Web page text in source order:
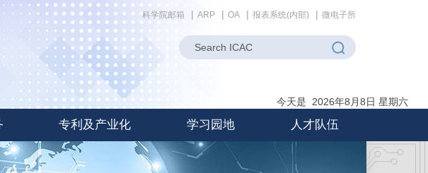
科学院邮箱 ARP OA 报表系统(内部) 微电子所
今天是 2026年8月8日 星期六
专利及产业化 学习园地 人才队伍